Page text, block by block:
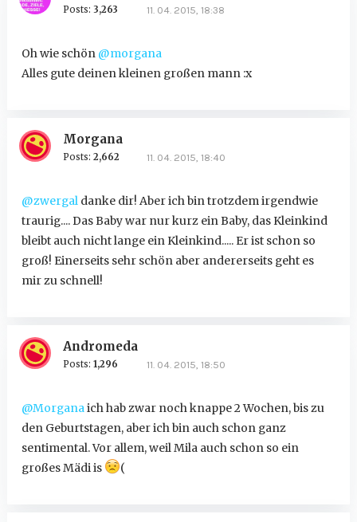
Posts: 3,263 11. 04. 2015, 18:38
Oh wie schön @morgana
Alles gute deinen kleinen großen mann :x
Morgana
Posts: 2,662 11. 04. 2015, 18:40
@zwergaldanke dir! Aber ich bin trotzdem irgendwie
traurig.... Das Baby war nur kurz ein Baby, das Kleinkind
bleibt auch nicht lange ein Kleinkind..... Er ist schon so
groß! Einerseits sehr schön aber andererseits geht es
mir zu schnell!
Andromeda
Posts: 1,296 11. 04. 2015, 18:50
@Morganaich hab zwar noch knappe 2 Wochen, bis zu
den Geburtstagen, aber ich bin auch schon ganz
sentimental. Vor allem, weil Mila auch schon so ein
großes Mädi is
(